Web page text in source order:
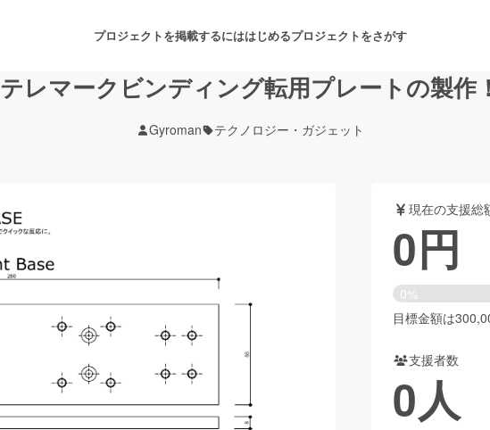
プロジェクトを掲載するにははじめるプロジェクトをさがす
舞台・パフォーマンス
書籍・雑誌出版
チャレンジ ビューティー・ヘルスケア
テレマークビンディング転用プレートの製作！
Gyroman テクノロジー・ガジェット
現在の支援総
0円
0%
目標金額は
支援者数
0人